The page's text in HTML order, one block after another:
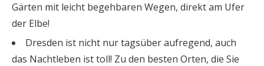
Gärten mit leicht begehbaren Wegen, direkt am Ufer
der Elbe!
Dresden ist nicht nur tagsüber aufregend, auch
das Nachtleben ist toll! Zu den besten Orten, die Sie